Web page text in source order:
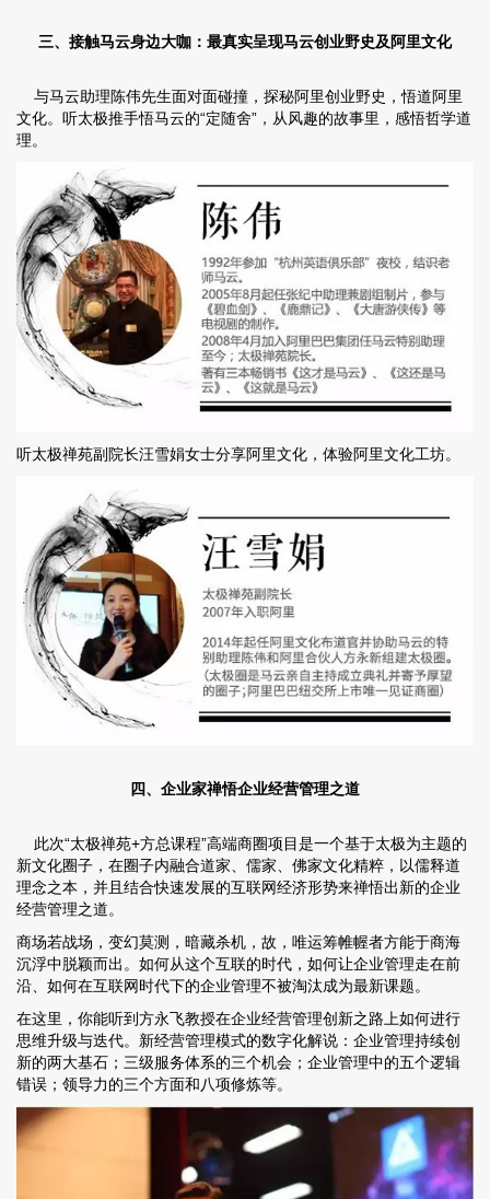
三、接触马云身边大咖：最真实呈现马云创业野史及阿里文化
与马云助理陈伟先生面对面碰撞，探秘阿里创业野史，悟道阿里
文化。听太极推手悟马云的“定随舍”，从风趣的故事里，感悟哲学道
理。
听太极禅苑副院长汪雪娟女士分享阿里文化，体验阿里文化工坊。
四、企业家禅悟企业经营管理之道
此次“太极禅苑+方总课程”高端商圈项目是一个基于太极为主题的
新文化圈子，在圈子内融合道家、儒家、佛家文化精粹，以儒释道
理念之本，并且结合快速发展的互联网经济形势来禅悟出新的企业
经营管理之道。
商场若战场，变幻莫测，暗藏杀机，故，唯运筹帷幄者方能于商海
沉浮中脱颖而出。如何从这个互联的时代，如何让企业管理走在前
沿、如何在互联网时代下的企业管理不被淘汰成为最新课题。
在这里，你能听到方永飞教授在企业经营管理创新之路上如何进行
思维升级与迭代。新经营管理模式的数字化解说：企业管理持续创
新的两大基石；三级服务体系的三个机会；企业管理中的五个逻辑
错误；领导力的三个方面和八项修炼等。